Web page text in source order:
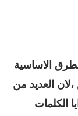
الاساسية
العديد من
الكلمات